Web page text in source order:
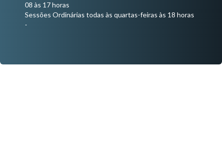
08 às 17 horas
Sessões Ordinárias todas às quartas-feiras às 18 horas
-